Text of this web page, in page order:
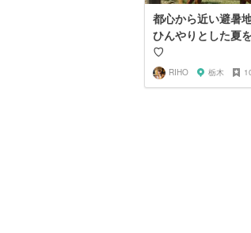
都心から近い避暑
ひんやりとした夏
♡
RIHO 栃木